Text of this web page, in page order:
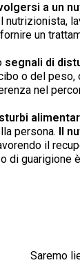
a un
nutrizionista,
un
segnali di
o del
nel
persona.
Il
il
di guarigione
Saremo